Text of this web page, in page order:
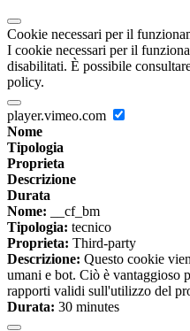
Cookie necessari per il
I cookie necessari per il
disabilitati. È possibile
policy.
player.vimeo.com
Nome
Tipologia
Proprieta
Descrizione
Durata
Nome: __cf_bm
Tipologia: tecnico
Proprieta: Third-party
Descrizione: Questo cookie
umani e bot. Ciò è vantaggioso
rapporti validi sull'utilizzo del
Durata: 30 minutes